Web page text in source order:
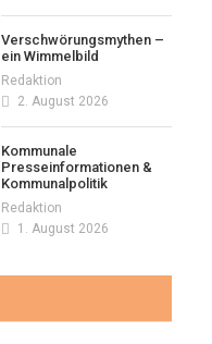
Verschwörungsmythen –
ein Wimmelbild
Redaktion
2. August 2026
Kommunale
Presseinformationen &
Kommunalpolitik
Redaktion
1. August 2026